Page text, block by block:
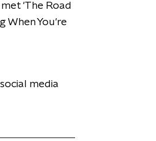
'The Road
When You're
media